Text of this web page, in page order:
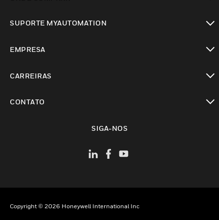
SUPORTE MYAUTOMATION
EMPRESA
CARREIRAS
CONTATO
SIGA-NOS
Copyright © 2026 Honeywell International Inc